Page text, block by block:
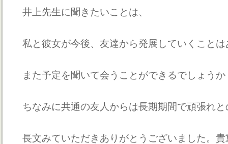
井上先生に聞きたいことは、
私と彼女が今後、友達から発展していくこと
また予定を聞いて会うことができるでしょうか
ちなみに共通の友人からは長期期間で頑張れと
長文みていただきありがとうございました。貴